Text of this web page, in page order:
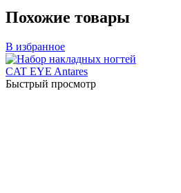
Похожие товары
В избранное
Быстрый просмотр